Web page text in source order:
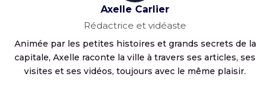
Axelle Carlier
Rédactrice et vidéaste
Animée par les petites histoires et grands secrets de la
capitale, Axelle raconte la ville à travers ses articles, ses
visites et ses vidéos, toujours avec le même plaisir.